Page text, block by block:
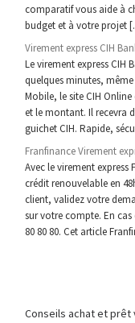
comparatif vous aide à
budget et à votre projet
Virement express CIH
Le virement express CIH
quelques minutes,
Mobile, le site CIH
et le montant. Il recevra
guichet CIH. Rapide,
Franfinance Virement
Avec le virement
crédit renouvelable en
client, validez votre
sur votre compte. En
80 80 80. Cet article
Conseils achat et prêt